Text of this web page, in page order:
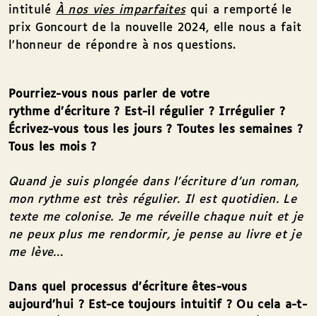
intitulé À nos vies imparfaitesqui a remporté le
prix Goncourt de la nouvelle 2024, elle nous a fait
l’honneur de répondre à nos questions.
Pourriez-vous nous parler de votre
rythme d’écriture ? Est-il régulier ? Irrégulier ?
Écrivez-vous tous les jours ? Toutes les semaines ?
Tous les mois ?
Quand je suis plongée dans l’écriture d’un roman,
mon rythme est très régulier. Il est quotidien. Le
texte me colonise. Je me réveille chaque nuit et je
ne peux plus me rendormir, je pense au livre et je
me lève…
Dans quel processus d’écriture êtes-vous
aujourd’hui ? Est-ce toujours intuitif ? Ou cela a-t-